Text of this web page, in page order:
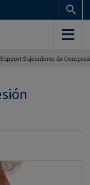
Sujetadores de